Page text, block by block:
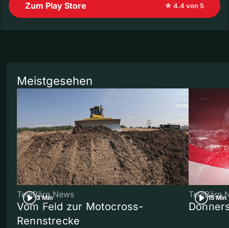
Zum Play Store ★ 4.4 von 5
Meistgesehen
3 Min
TeleBärn News
Vom Feld zur Motocross-
Rennstrecke
15 Min
TeleBärn